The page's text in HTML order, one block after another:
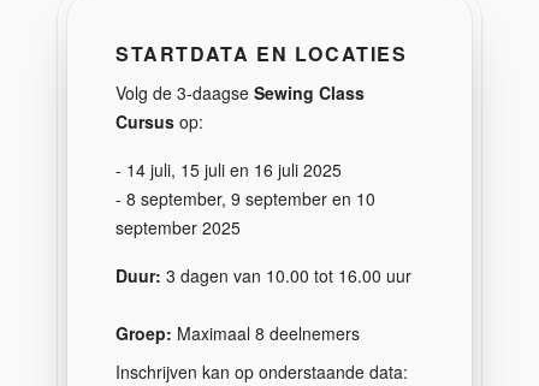
STARTDATA EN LOCATIES
Volg de 3-daagse Sewing Class
Cursus op:
- 14 juli, 15 juli en 16 juli 2025
- 8 september, 9 september en 10
september 2025
Duur: 3 dagen van 10.00 tot 16.00 uur
Groep: Maximaal 8 deelnemers
Inschrijven kan op onderstaande data: